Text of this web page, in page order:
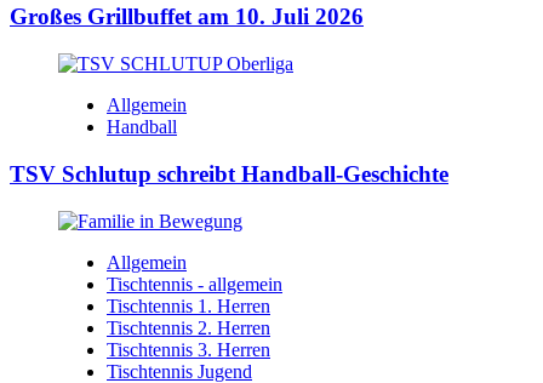
Großes Grillbuffet am 10. Juli 2026
Allgemein
Handball
TSV Schlutup schreibt Handball-Geschichte
Allgemein
Tischtennis - allgemein
Tischtennis 1. Herren
Tischtennis 2. Herren
Tischtennis 3. Herren
Tischtennis Jugend